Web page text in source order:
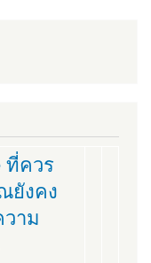
ที่ควร
ยังคง
าม